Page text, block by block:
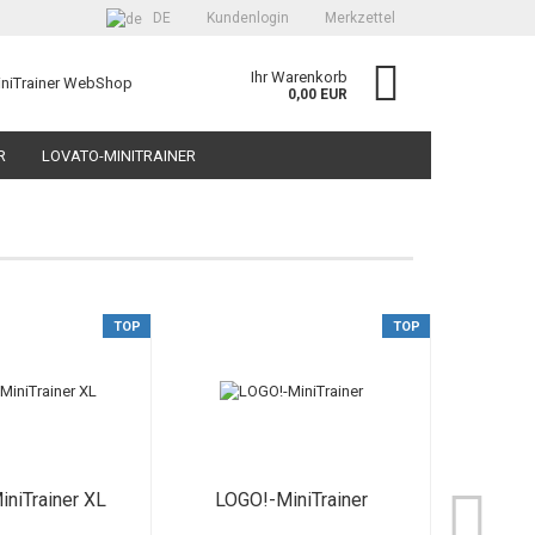
DE Kundenlogin Merkzettel
WebShop Ihr Warenkorb
0,00 EUR
LOVATO-MINITRAINER
TOP
XL
TOP
LOGO!-MiniTrainer